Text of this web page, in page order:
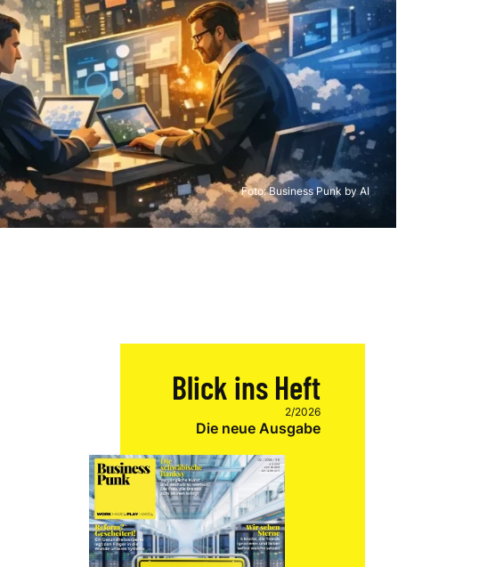
Foto: Business Punk by AI
Blick ins Heft
2/2026
Die neue Ausgabe